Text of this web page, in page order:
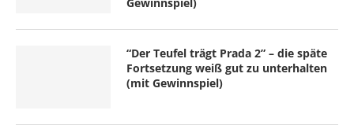
“Der Teufel trägt Prada 2” – die späte
Fortsetzung weiß gut zu unterhalten
(mit Gewinnspiel)